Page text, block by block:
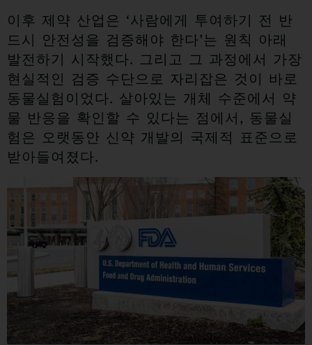
이후 제약 산업은 ‘사람에게 투여하기 전 반
드시 안전성을 검증해야 한다’는 원칙 아래
발전하기 시작했다. 그리고 그 과정에서 가장
현실적인 검증 수단으로 자리잡은 것이 바로
동물실험이었다. 살아있는 개체 수준에서 약
물 반응을 확인할 수 있다는 점에서, 동물실
험은 오랫동안 신약 개발의 국제적 표준으로
받아들여졌다.